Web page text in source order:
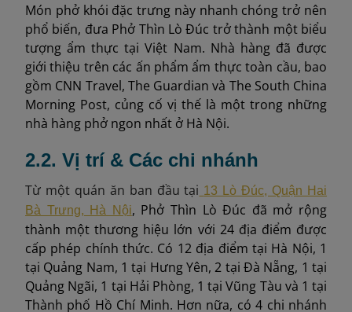
Món phở khói đặc trưng này nhanh chóng trở nên
phổ biến, đưa Phở Thìn Lò Đúc trở thành một biểu
tượng ẩm thực tại Việt Nam. Nhà hàng đã được
giới thiệu trên các ấn phẩm ẩm thực toàn cầu, bao
gồm CNN Travel, The Guardian và The South China
Morning Post, củng cố vị thế là một trong những
nhà hàng phở ngon nhất ở Hà Nội.
2.2. Vị trí & Các chi nhánh
Từ một quán ăn ban đầu tại 13 Lò Đúc, Quận Hai
Bà Trưng, Hà Nội, Phở Thìn Lò Đúc đã mở rộng
thành một thương hiệu lớn với 24 địa điểm được
cấp phép chính thức. Có 12 địa điểm tại Hà Nội, 1
tại Quảng Nam, 1 tại Hưng Yên, 2 tại Đà Nẵng, 1 tại
Quảng Ngãi, 1 tại Hải Phòng, 1 tại Vũng Tàu và 1 tại
Thành phố Hồ Chí Minh. Hơn nữa, có 4 chi nhánh